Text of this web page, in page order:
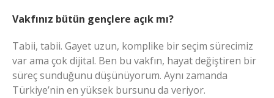
Vakfınız bütün gençlere açık mı?
Tabii, tabii. Gayet uzun, komplike bir seçim sürecimiz
var ama çok dijital. Ben bu vakfın, hayat değiştiren bir
süreç sunduğunu düşünüyorum. Aynı zamanda
Türkiye’nin en yüksek bursunu da veriyor.